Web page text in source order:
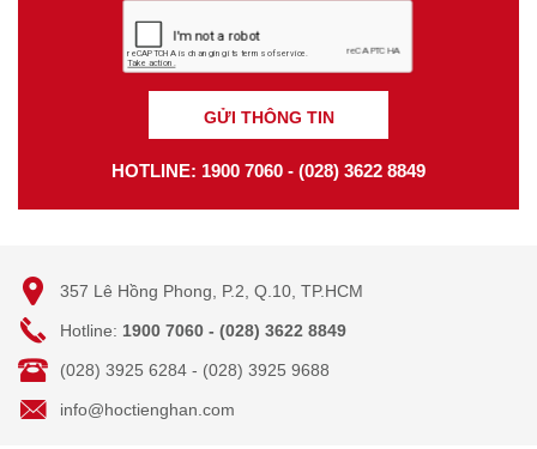
GỬI THÔNG TIN
HOTLINE: 1900 7060 - (028) 3622 8849
357 Lê Hồng Phong, P.2, Q.10, TP.HCM
Hotline: 1900 7060 - (028) 3622 8849
(028) 3925 6284 - (028) 3925 9688
info@hoctienghan.com